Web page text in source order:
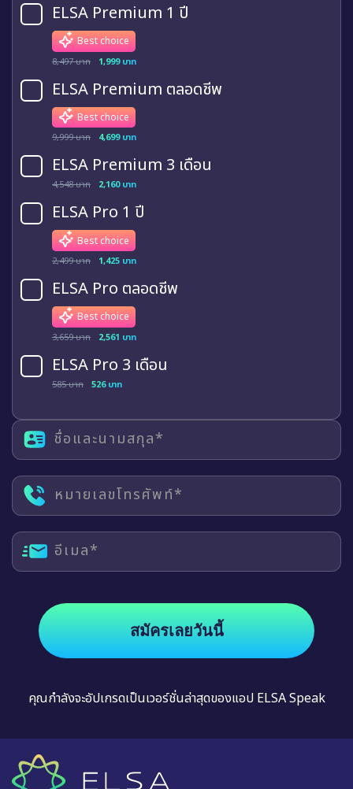
ELSA Premium 1 ปี
Best choice
8,497 บาท 1,999 บาท
ELSA Premium ตลอดชีพ
Best choice
9,999 บาท 4,699 บาท
ELSA Premium 3 เดือน
4,548 บาท 2,160 บาท
ELSA Pro 1 ปี
Best choice
2,499 บาท 1,425 บาท
ELSA Pro ตลอดชีพ
Best choice
3,659 บาท 2,561 บาท
ELSA Pro 3 เดือน
585 บาท 526 บาท
ชื่อและนามสกุล*
หมายเลขโทรศัพท์*
อีเมล*
สมัครเลยวันนี้
คุณกำลังจะอัปเกรดเป็นเวอร์ชั่นล่าสุดของแอป ELSA Speak